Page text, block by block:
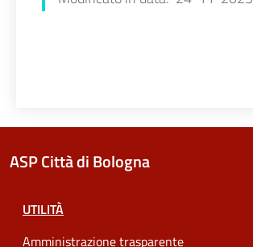
ASP Città di Bologna
UTILITÀ
Amministrazione trasparente